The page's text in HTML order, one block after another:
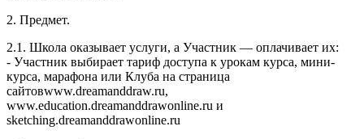
2. Предмет.
2.1. Школа оказывает услуги, а Участник — оплачивает их:
- Участник выбирает тариф доступа к урокам курса, мини-
курса, марафона или Клуба на страница
сайтовwww.dreamanddraw.ru,
www.education.dreamanddrawonline.ru и
sketching.dreamanddrawonline.ru